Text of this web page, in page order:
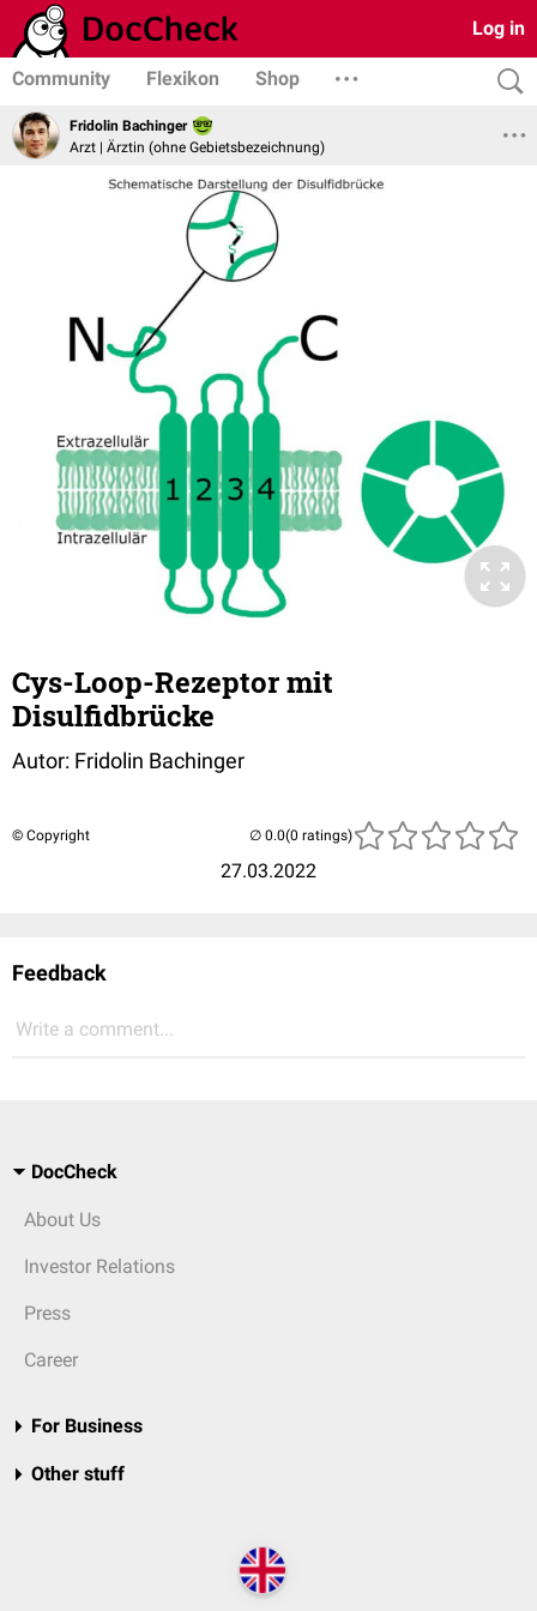
Log in
Community Flexikon Shop
Fridolin Bachinger
Arzt | Ärztin (ohne Gebietsbezeichnung)
Cys-Loop-Rezeptor mit
Disulfidbrücke
Autor: Fridolin Bachinger
© Copyright
27.03.2022
(0 ratings)
Feedback
Write a comment...
DocCheck
About Us
Investor Relations
Press
Career
For Business
Other stuff